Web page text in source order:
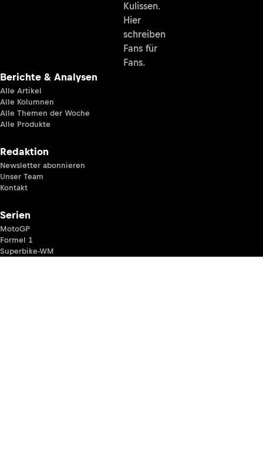
Kulissen.
Hier
schreiben
Fans für
Fans.
Berichte & Analysen
Alle Artikel
Alle Kolumnen
Alle Themen der Woche
Alle Produkte
Redaktion
Newsletter abonnieren
Unser Team
Kontakt
Serien
MotoGP
Formel 1
Superbike-WM